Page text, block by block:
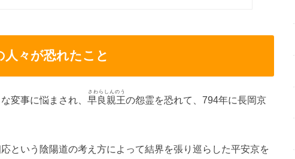
人々が恐れたこと
変事に悩まされ、 早良親王
さわらしんのう
の怨霊を恐れて、794年に長岡京
という陰陽道の考え方によって結界を張り巡らした平安京を